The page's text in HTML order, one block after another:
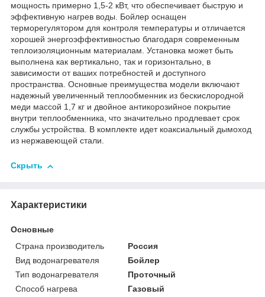
мощность примерно 1,5-2 кВт, что обеспечивает быструю и
эффективную нагрев воды. Бойлер оснащен
терморегулятором для контроля температуры и отличается
хорошей энергоэффективностью благодаря современным
теплоизоляционным материалам. Установка может быть
выполнена как вертикально, так и горизонтально, в
зависимости от ваших потребностей и доступного
пространства. Основные преимущества модели включают
надежный увеличенный теплообменник из бескислородной
меди массой 1,7 кг и двойное антикорозийное покрытие
внутри теплообменника, что значительно продлевает срок
службы устройства. В комплекте идет коаксиальный дымоход
из нержавеющей стали.
Скрыть
Характеристики
Основные
Страна производитель
Россия
Вид водонагревателя
Бойлер
Тип водонагревателя
Проточный
Способ нагрева
Газовый